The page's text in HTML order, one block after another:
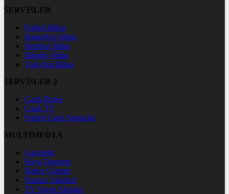
SERVİSLER
Futbol İddaa
Basketbol İddaa
Hentbol İddaa
Bilardo İddaa
Voleybol İddaa
SERVİSLER 2
Canlı Borsa
Canlı TV
Futbol Canlı Sonuçlar
MULTİMEDYA
Gazeteler
Hava Durumu
Haber Gönder
Namaz Vakitleri
TV Yayın Akışları